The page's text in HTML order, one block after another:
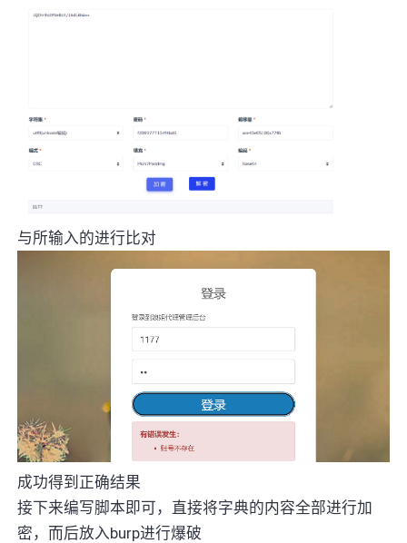
与所输入的进行比对
成功得到正确结果
接下来编写脚本即可，直接将字典的内容全部进行加
密，而后放入burp进行爆破